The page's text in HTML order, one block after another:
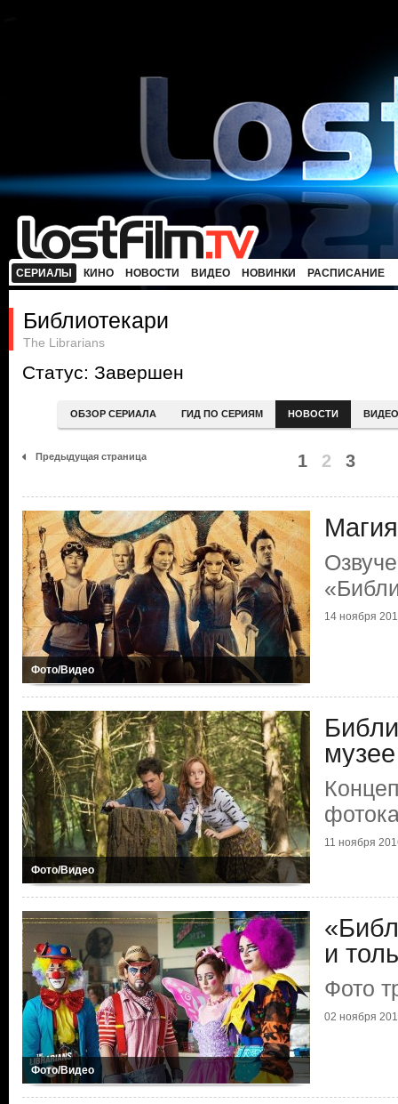
СЕРИАЛЫ КИНО НОВОСТИ ВИДЕО НОВИНКИ РАСПИСАНИЕ
Библиотекари
The Librarians
Статус: Завершен
ОБЗОР СЕРИАЛА ГИД ПО СЕРИЯМ НОВОСТИ ВИДЕО
Предыдущая страница 1 2 3
Фото/Видео
14 ноября
Фото/Видео
музее
11 ноября
Фото/Видео
и
Фото
02 ноября